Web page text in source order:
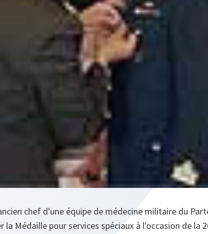
chef d'une équipe de médecine militaire du
la Médaille pour services spéciaux à l'occasion de la